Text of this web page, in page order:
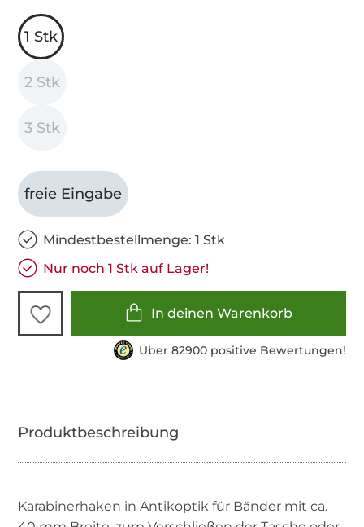
1 Stk
2 Stk
3 Stk
freie Eingabe
Mindestbestellmenge: 1 Stk
Nur noch 1 Stk auf Lager!
In deinen Warenkorb
Über 82900 positive Bewertungen!
Karabinerhaken in Antikoptik für Bänder mit ca.